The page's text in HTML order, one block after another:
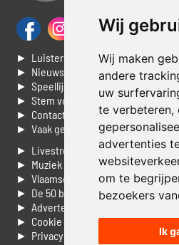
Wij
Wij maken
andere
uw
te verbeteren,
advertenties
om te
bezoekers
Ik
► Luisteren naar Jouwradio
► Nieuws
► Speellijst
► Stem voor de Dag top 3
► Contacteer ons
► Vaak gestelde vragen
► Livestream informatie
► Muziek opzoeken
► Vlaamse 100 Aller tijden
► De 50 beste van...
► Adverteren op Jouwradio
► Cookie voorkeuren wijzigen
► Privacyinformatie